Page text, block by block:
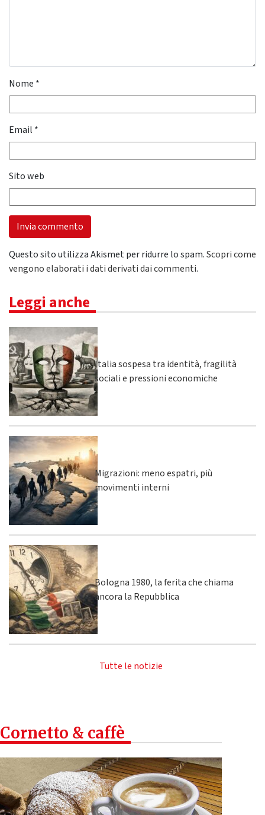
Nome *
Email *
Sito web
Questo sito utilizza Akismet per ridurre lo spam.Scopri come
vengono elaborati i dati derivati dai commenti.
Leggi anche
Italia sospesa tra identità, fragilità
sociali e pressioni economiche
Migrazioni: meno espatri, più
movimenti interni
Bologna 1980, la ferita che chiama
ancora la Repubblica
Tutte le notizie
Cornetto & caffè